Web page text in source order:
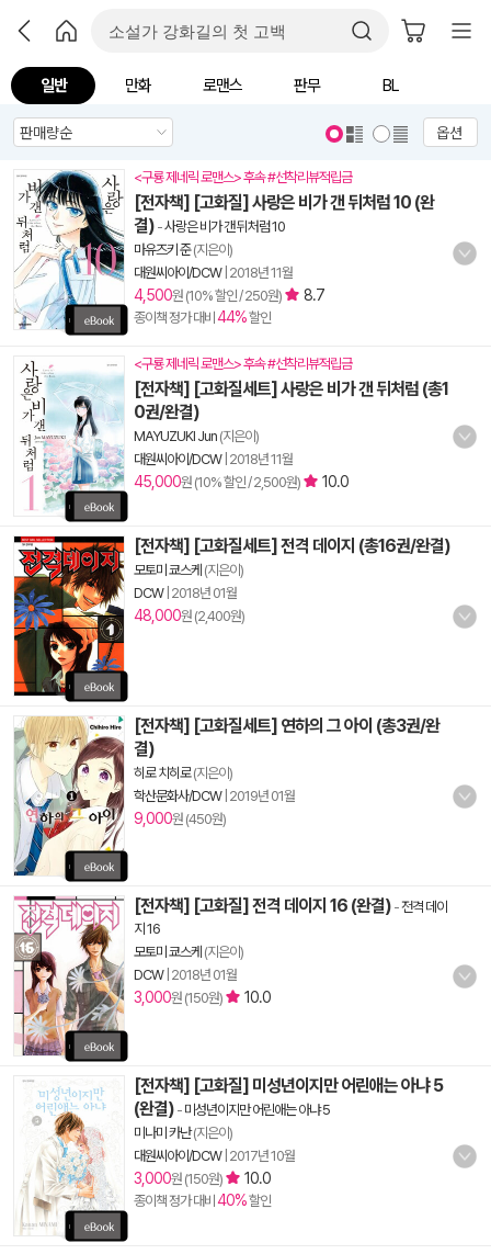
일반 만화 로맨스 판무 BL
옵션
<구룡 제네릭 로맨스> 후속 #선착리뷰적립금
[전자책] [고화질] 사랑은 비가 갠 뒤처럼 10 (완
결) -사랑은 비가 갠 뒤처럼 10
마유즈키 준(지은이)
대원씨아이/DCW| 2018년 11월
4,500원 (10% 할인 / 250원) 8.7
종이책 정가 대비 44%할인
<구룡 제네릭 로맨스> 후속 #선착리뷰적립금
[전자책] [고화질세트] 사랑은 비가 갠 뒤처럼 (총1
0권/완결)
MAYUZUKI Jun (지은이)
대원씨아이/DCW| 2018년 11월
45,000원 (10% 할인 / 2,500원) 10.0
[전자책] [고화질세트] 전격 데이지 (총16권/완결)
모토미 쿄스케 (지은이)
DCW| 2018년 01월
48,000원 (2,400원)
[전자책] [고화질세트] 연하의 그 아이 (총3권/완
결)
히로 치히로(지은이)
학산문화사/DCW| 2019년 01월
9,000원 (450원)
[전자책] [고화질] 전격 데이지 16 (완결) -전격 데이
지 16
모토미 쿄스케 (지은이)
DCW| 2018년 01월
3,000원 (150원) 10.0
[전자책] [고화질] 미성년이지만 어린애는 아냐 5
(완결) - 미성년이지만 어린애는 아냐 5
미나미 카난(지은이)
대원씨아이/DCW| 2017년 10월
3,000원 (150원) 10.0
종이책 정가 대비 40%할인